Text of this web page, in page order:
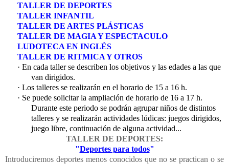
TALLER DE DEPORTES
TALLER INFANTIL
TALLER DE ARTES PLÁSTICAS
TALLER DE MAGIA Y ESPECTACULO
LUDOTECA EN INGLÉS
TALLER DE RITMICA Y OTROS
· En cada taller se describen los objetivos y las edades a las que
van dirigidos.
· Los talleres se realizarán en el horario de 15 a 16 h.
· Se puede solicitar la ampliación de horario de 16 a 17 h.
Durante este periodo se podrán agrupar niños de distintos
talleres y se realizarán actividades lúdicas: juegos dirigidos,
juego libre, continuación de alguna actividad...
TALLER DE DEPORTES:
"Deportes para todos"
Introduciremos deportes menos conocidos que no se practican o se